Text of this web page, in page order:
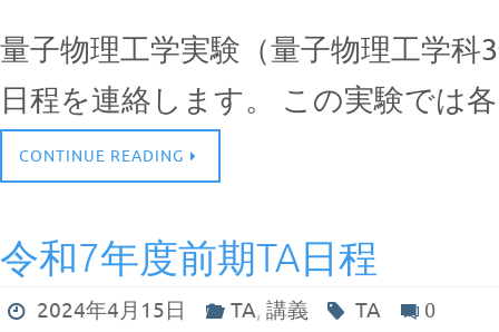
量子物理工学実験（量子物理工学科
日程を連絡します。 この実験では
CONTINUE READING
令和7年度前期TA日程
2024年4月15日 TA, 講義 TA 0